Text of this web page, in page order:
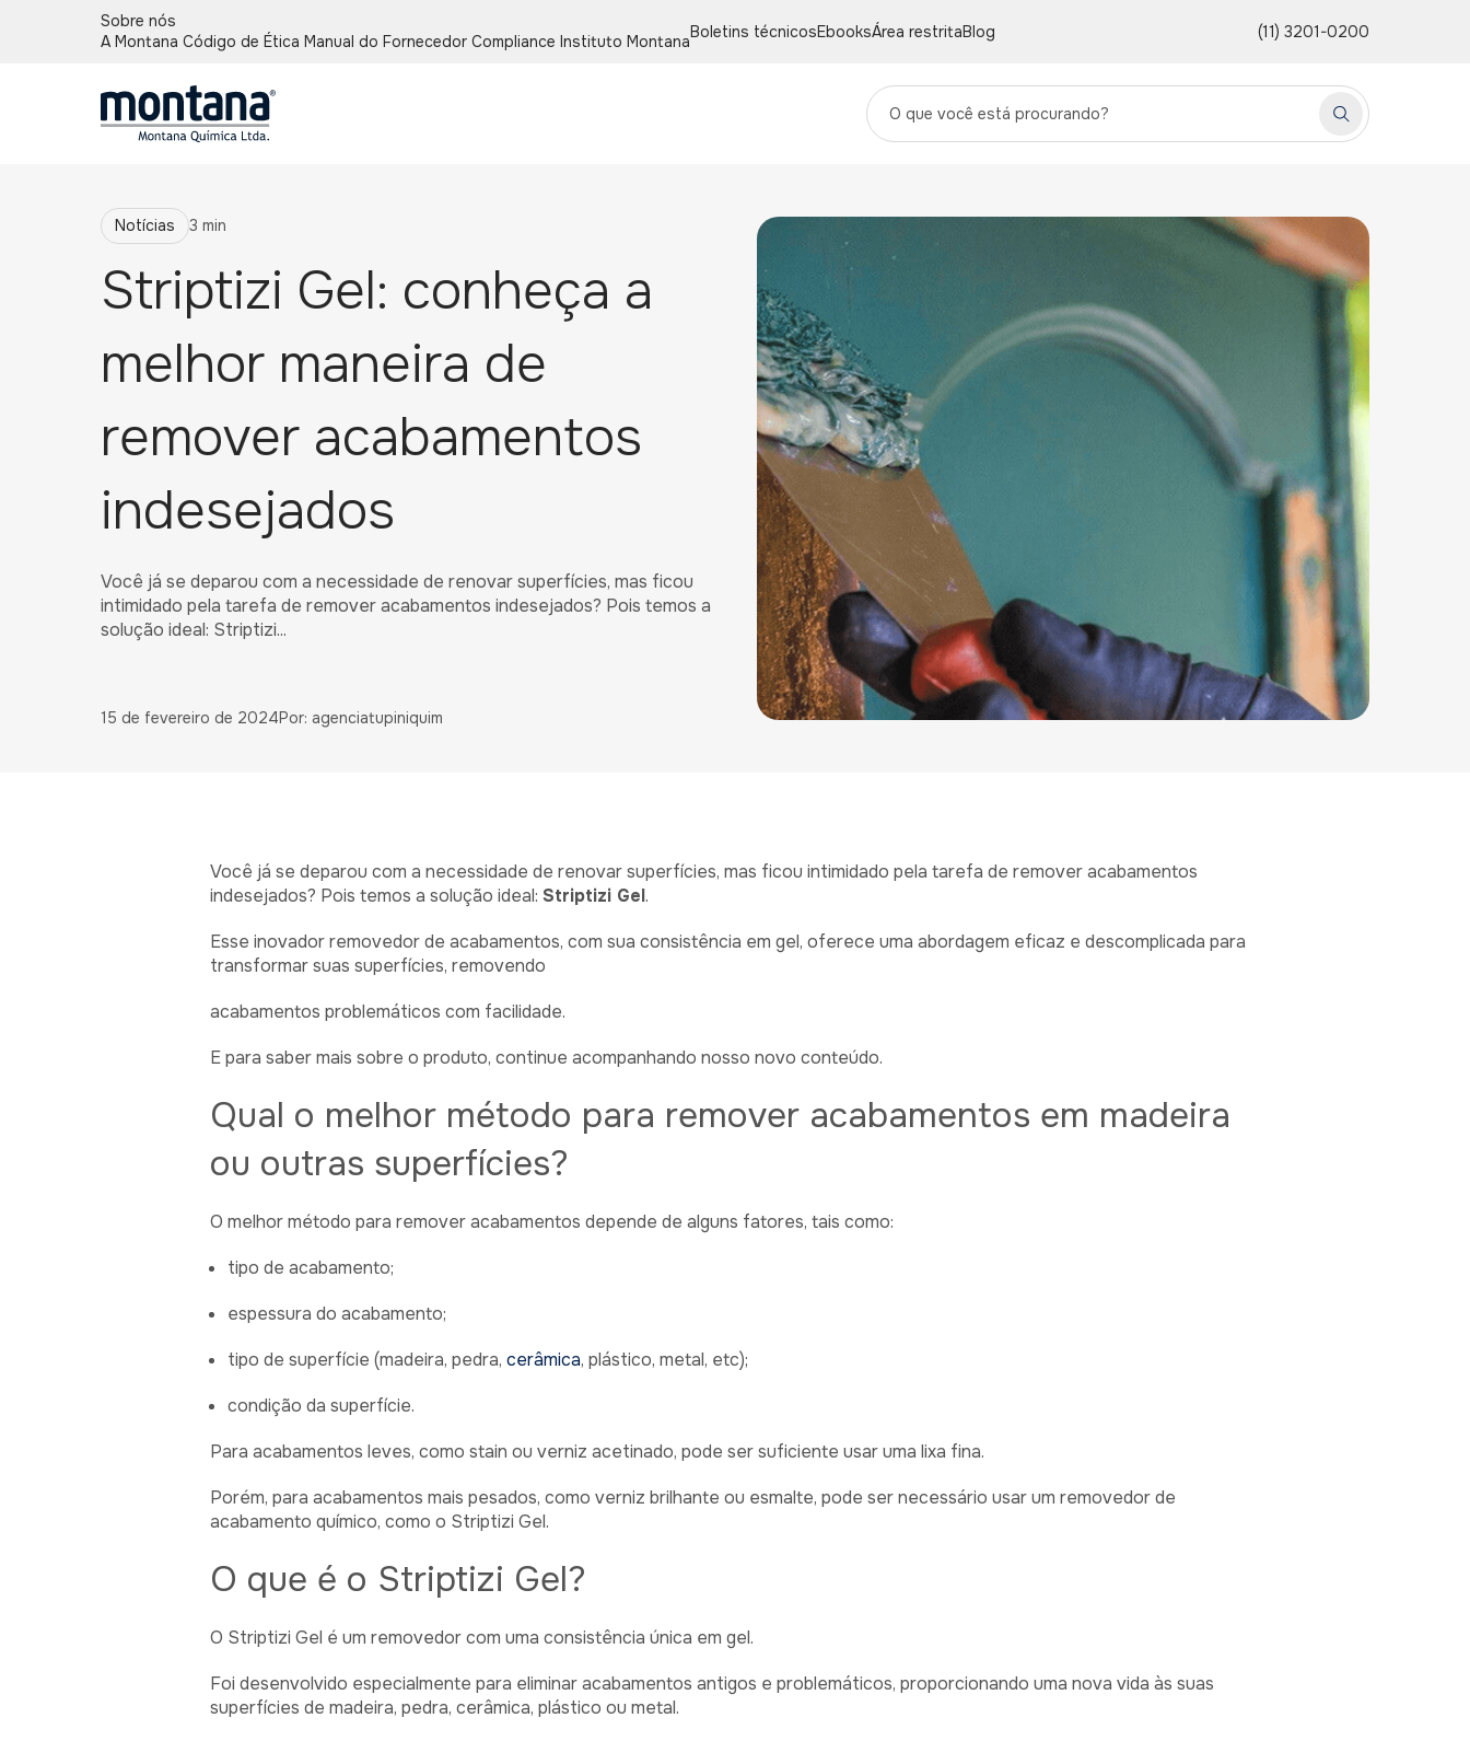
Sobre nós
A Montana Código de Ética Manual do Fornecedor Compliance Instituto Montana
Boletins técnicosEbooksÁrea restritaBlog (11) 3201-0200
Notícias 3 min
Striptizi Gel: conheça a
melhor maneira de
remover acabamentos
indesejados
Você já se deparou com a necessidade de renovar superfícies, mas ficou
intimidado pela tarefa de remover acabamentos indesejados? Pois temos a
solução ideal: Striptizi...
15 de fevereiro de 2024Por: agenciatupiniquim
Você já se deparou com a necessidade de renovar superfícies, mas ficou intimidado pela tarefa de remover acabamentos
indesejados? Pois temos a solução ideal: Striptizi Gel.
Esse inovador removedor de acabamentos, com sua consistência em gel, oferece uma abordagem eficaz e descomplicada para
transformar suas superfícies, removendo
acabamentos problemáticos com facilidade.
E para saber mais sobre o produto, continue acompanhando nosso novo conteúdo.
Qual o melhor método para remover acabamentos em madeira
ou outras superfícies?
O melhor método para remover acabamentos depende de alguns fatores, tais como:
tipo de acabamento;
espessura do acabamento;
tipo de superfície (madeira, pedra, cerâmica, plástico, metal, etc);
condição da superfície.
Para acabamentos leves, como stain ou verniz acetinado, pode ser suficiente usar uma lixa fina.
Porém, para acabamentos mais pesados, como verniz brilhante ou esmalte, pode ser necessário usar um removedor de
acabamento químico, como o Striptizi Gel.
O que é o Striptizi Gel?
O Striptizi Gel é um removedor com uma consistência única em gel.
Foi desenvolvido especialmente para eliminar acabamentos antigos e problemáticos, proporcionando uma nova vida às suas
superfícies de madeira, pedra, cerâmica, plástico ou metal.